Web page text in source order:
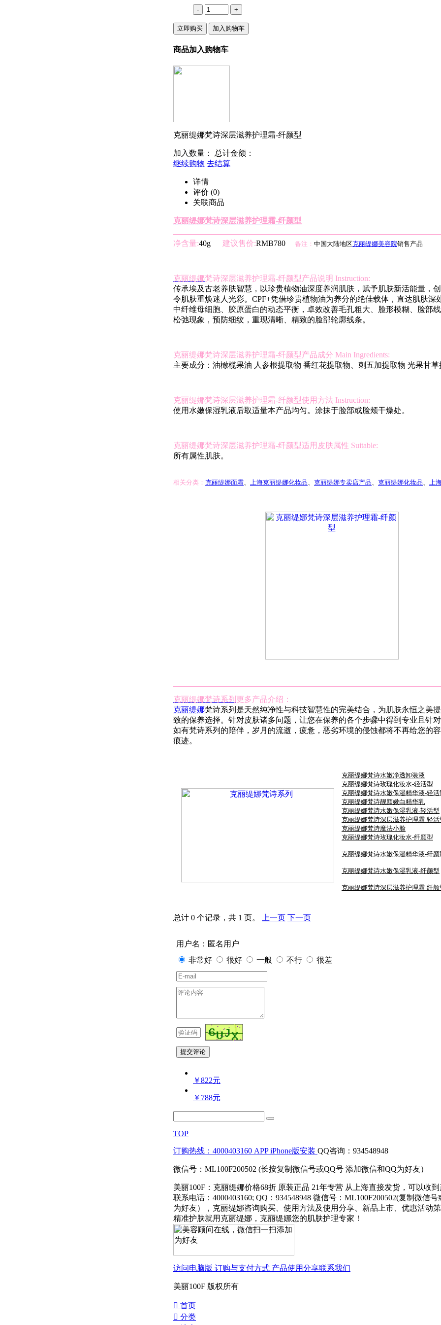
- +
立即购买 加入购物车
商品加入购物车
克丽缇娜梵诗深层滋养护理霜-纤颜型
加入数量： 总计金额：
继续购物 去结算
详情
评价 (0)
关联商品
克丽缇娜梵诗深层滋养护理霜-纤颜型
净含量:40g 建议售价:RMB780 备注： 中国大陆地区克丽缇娜美容院销售产品
克丽缇娜梵诗深层滋养护理霜-纤颜型产品说明 Instruction:
传承埃及古老养肤智慧，以珍贵植物油深度养润肌肤，赋予肌肤新活能量，创
令肌肤重焕迷人光彩。CPF+凭借珍贵植物油为养分的绝佳载体，直达肌肤深
中纤维母细胞、胶原蛋白的动态平衡，卓效改善毛孔粗大、脸形模糊、脸部
松弛现象，预防细纹，重现清晰、精致的脸部轮廓线条。
克丽缇娜梵诗深层滋养护理霜-纤颜型产品成分 Main Ingredients:
主要成分：油橄榄果油 人参根提取物 番红花提取物、刺五加提取物 光果甘草
克丽缇娜梵诗深层滋养护理霜-纤颜型使用方法 Instruction:
使用水嫩保湿乳液后取适量本产品均匀。涂抹于脸部或脸颊干燥处。
克丽缇娜梵诗深层滋养护理霜-纤颜型适用皮肤属性 Suitable:
所有属性肌肤。
相关分类： 克丽缇娜面霜、 上海克丽缇娜化妆品、 克丽缇娜专卖店产品、 克丽缇娜化妆品、 上
克丽缇娜梵诗系列 更多产品介绍：
克丽缇娜梵诗系列是天然纯净性与科技智慧性的完美结合，为肌肤永恒之美
致的保养选择。针对皮肤诸多问题，让您在保养的各个步骤中得到专业且针对
如有梵诗系列的陪伴，岁月的流逝，疲惫，恶劣环境的侵蚀都将不再给您的
痕迹。
克丽缇娜梵诗水嫩净透卸装液
克丽缇娜梵诗玫瑰化妆水-轻活型
克丽缇娜梵诗水嫩保湿精华液-轻活
克丽缇娜梵诗靓颜嫩白精华乳
克丽缇娜梵诗水嫩保湿乳液-轻活型
克丽缇娜梵诗深层滋养护理霜-轻活
克丽缇娜梵诗魔法小脸
克丽缇娜梵诗玫瑰化妆水-纤颜型
克丽缇娜梵诗水嫩保湿精华液-纤颜
克丽缇娜梵诗水嫩保湿乳液-纤颜型
克丽缇娜梵诗深层滋养护理霜-纤颜
总计 0 个记录，共 1 页。 上一页 下一页
用户名：匿名用户
非常好
很好 一般 不行 很差
￥822元
￥788元
TOP
订购热线：4000403160 APP iPhone版安装 QQ咨询：934548948
微信号：ML100F200502 (长按复制微信号或QQ号 添加微信和QQ为好友）
美丽100F：克丽缇娜价格68折 原装正品 21年专营 从上海直接发货，可以收
联系电话：4000403160; QQ：934548948 微信号：ML100F200502(复制微信
为好友），克丽缇娜咨询购买、使用方法及使用分享、新品上市、优惠活动第
精准护肤就用克丽缇娜，克丽缇娜您的肌肤护理专家！
访问电脑版 订购与支付方式 产品使用分享联系我们
美丽100F 版权所有
󰀁 首页
󰀂 分类